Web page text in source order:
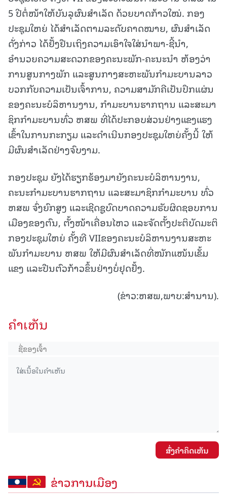
5 ປີຕໍ່ໜ້າໃຫ້ບັນລຸຜົນສໍາເລັດ ດ້ວຍບາດກ້າວໃໝ່. ກອງ
ປະຊຸມໃຫຍ່ ໄດ້ສໍາເລັດຕາມລະດັບຄາດໝາຍ, ຜົນສໍາເລັດ
ດັ່ງກ່າວ ໄດ້ຢັ້ງຢືນເຖິງຄວາມເອົາໃຈໃສ່ນໍາພາ-ຊີ້ນໍາ,
ອໍານວຍຄວາມສະດວກຂອງຄະນະພັກ-ຄະນະນໍາ ຫ້ອງວ່າ
ການສູນກາງພັກ ແລະສູນກາງສະຫະພັນກຳມະບານລາວ
ບວກກັບຄວາມເປັນເຈົ້າການ, ຄວາມສາມັກຄີເປັນປຶກແຜ່ນ
ຂອງຄະນະບໍລິຫານງານ, ກໍາມະບານຮາກຖານ ແລະສະມາ
ຊິກກໍາມະບານທົ່ວ ຫສພ ທີ່ໄດ້ປະກອບສ່ວນຢ່າງແຂງແຮງ
ເຂົ້າໃນການກະກຽມ ແລະດໍາເນີນກອງປະຊຸມໃຫຍ່ຄັ້ງນີ້ ໃຫ້
ມີຜົນສໍາເລັດຢ່າງຈົບງາມ.
ກອງປະຊຸມ ຍັງໄດ້ຮຽກຮ້ອງມາຍັງຄະນະບໍລິຫານງານ,
ຄະນະກໍາມະບານຮາກຖານ ແລະສະມາຊິກກໍາມະບານ ທົ່ວ
ຫສພ ຈົ່ງຍົກສູງ ແລະເຊີດຊູບົດບາດຄວາມຮັບຜິດຊອບການ
ເມືອງຂອງຕົນ, ຕັ້ງໜ້າເຄື່ອນໄຫວ ແລະຈັດຕັ້ງປະຕິບັດມະຕິ
ກອງປະຊຸມໃຫຍ່ ຄັ້ງທີ VIIຂອງຄະນະບໍລິຫານງານສະຫະ
ພັນກໍາມະບານ ຫສພ ໃຫ້ມີຜົນສໍາເລັດທີ່ໜັກແໜ້ນເຂັ້ມ
ແຂງ ແລະປືນຕົວກ້າວຂຶ້ນຢ່າງບໍ່ຢຸດຢັ້ງ.
(ຂ່າວ:ຫສພ,ພາບ:ສໍານານ).
ຄໍາເຫັນ
ສົ່ງຄໍາຄິດເຫັນ
ຂ່າວການເມືອງ